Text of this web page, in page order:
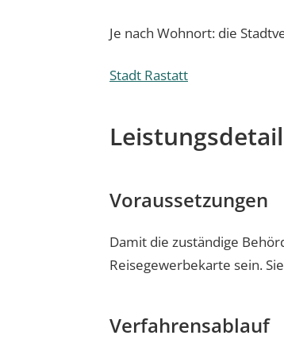
Je nach Wohnort: die
Stadt Rastatt
Voraussetzungen
Damit die zuständige
Reisegewerbekarte sein.
Verfahrensablauf